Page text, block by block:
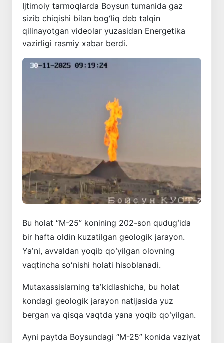
Ijtimoiy tarmoqlarda Boysun tumanida gaz
sizib chiqishi bilan bogʻliq deb talqin
qilinayotgan videolar yuzasidan Energetika
vazirligi rasmiy xabar berdi.
Bu holat “M-25” konining 202-son qudugʻida
bir hafta oldin kuzatilgan geologik jarayon.
Yaʼni, avvaldan yoqib qoʻyilgan olovning
vaqtincha soʻnishi holati hisoblanadi.
Mutaxassislarning taʼkidlashicha, bu holat
kondagi geologik jarayon natijasida yuz
bergan va qisqa vaqtda yana yoqib qoʻyilgan.
Ayni paytda Boysundagi “M-25” konida vaziyat